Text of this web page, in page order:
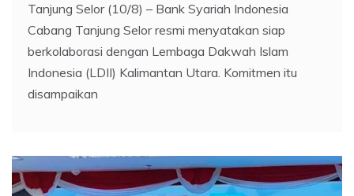
Tanjung Selor (10/8) – Bank Syariah Indonesia
Cabang Tanjung Selor resmi menyatakan siap
berkolaborasi dengan Lembaga Dakwah Islam
Indonesia (LDII) Kalimantan Utara. Komitmen itu
disampaikan